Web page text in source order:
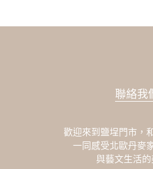
聯絡我
歡迎來到鹽埕門市，
一同感受北歐丹麥
與藝文生活的